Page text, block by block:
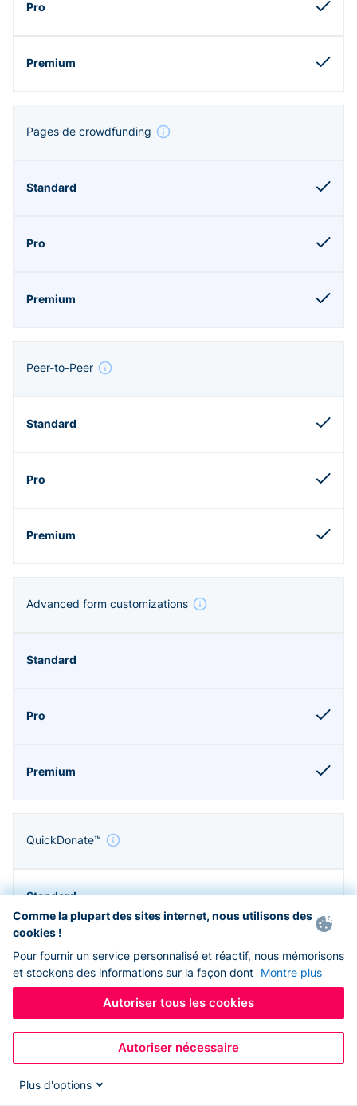
Pages de crowdfunding
Peer-to-Peer
Advanced form customizations
QuickDonate™
Comme la plupart des sites internet, nous utilisons des
cookies !
Pour fournir un service personnalisé et réactif, nous mémorisons
et stockons des informations sur la façon dont Montre plus
Autoriser tous les cookies
Autoriser nécessaire
Plus d'options